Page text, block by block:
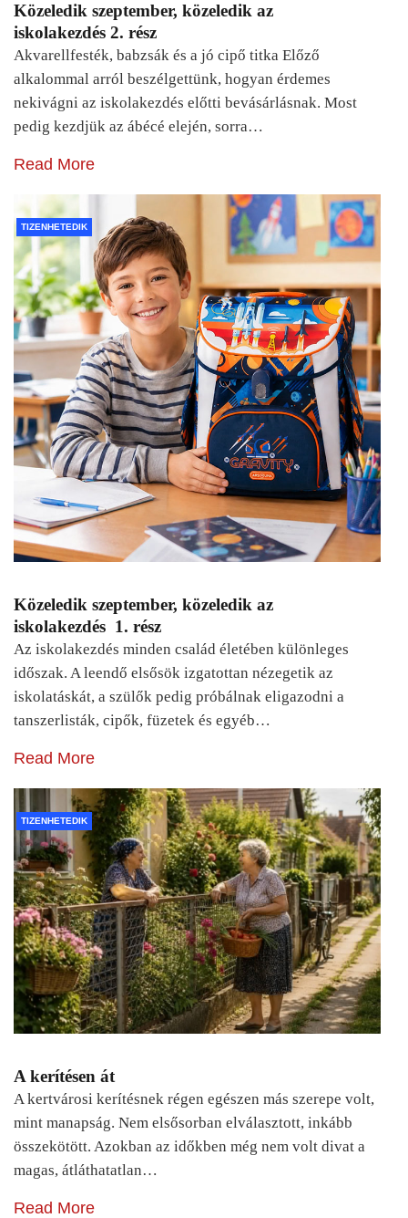
Közeledik szeptember, közeledik az
iskolakezdés 2. rész
Akvarellfesték, babzsák és a jó cipő titka Előző
alkalommal arról beszélgettünk, hogyan érdemes
nekivágni az iskolakezdés előtti bevásárlásnak. Most
pedig kezdjük az ábécé elején, sorra…
Read More
TIZENHETEDIK
Közeledik szeptember, közeledik az
iskolakezdés 1. rész
Az iskolakezdés minden család életében különleges
időszak. A leendő elsősök izgatottan nézegetik az
iskolatáskát, a szülők pedig próbálnak eligazodni a
tanszerlisták, cipők, füzetek és egyéb…
Read More
TIZENHETEDIK
A kerítésen át
A kertvárosi kerítésnek régen egészen más szerepe volt,
mint manapság. Nem elsősorban elválasztott, inkább
összekötött. Azokban az időkben még nem volt divat a
magas, átláthatatlan…
Read More